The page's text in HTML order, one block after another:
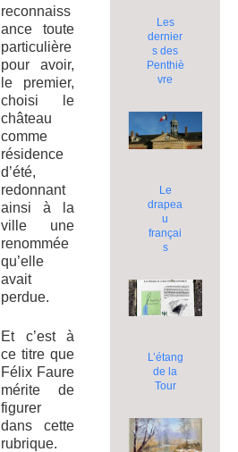
reconnaiss
ance toute
particulière
pour avoir,
le premier,
choisi le
château
comme
résidence
d’été,
redonnant
ainsi à la
ville une
renommée
qu’elle
avait
perdue.
Et c’est à
ce titre que
Félix Faure
mérite de
figurer
dans cette
rubrique.
Les
dernier
s des
Penthiè
vre
Le
drapea
u
françai
s
L’étang
de la
Tour